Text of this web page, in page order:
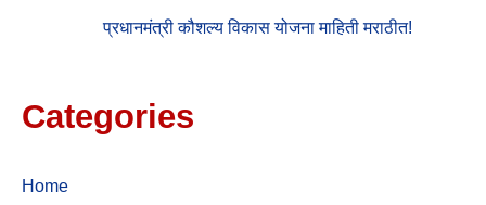
प्रधानमंत्री कौशल्य विकास योजना माहिती मराठीत!
Categories
Home